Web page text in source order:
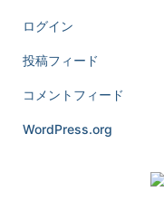
ログイン
投稿フィード
コメントフィード
WordPress.org